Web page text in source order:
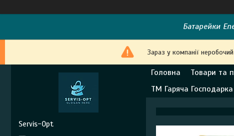
Батарейки
Зараз у компанії
Головна Товари та
ТМ Гаряча Господарка
Servis-Opt